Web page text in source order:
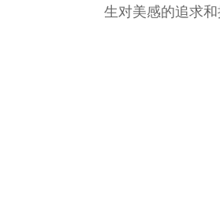
生对美感的追求和